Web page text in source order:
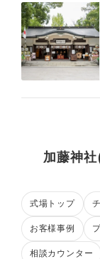
加藤神
式場トップ
お客様事例
相談カウンター